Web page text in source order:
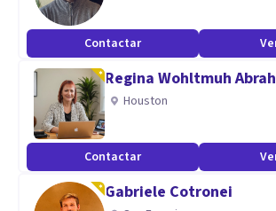
Contactar
Regina Wohltmuh
Houston
Contactar
Gabriele Cotronei